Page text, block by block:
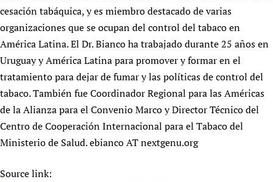
cesación tabáquica, y es miembro destacado de varias
organizaciones que se ocupan del control del tabaco en
América Latina. El Dr. Bianco ha trabajado durante 25 años en
Uruguay y América Latina para promover y formar en el
tratamiento para dejar de fumar y las políticas de control del
tabaco. También fue Coordinador Regional para las Américas
de la Alianza para el Convenio Marco y Director Técnico del
Centro de Cooperación Internacional para el Tabaco del
Ministerio de Salud. ebianco AT nextgenu.org
Source link: